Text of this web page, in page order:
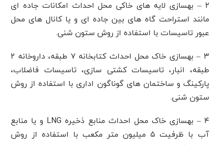
۲ – بهسازی لایه های خاکی محل احداث امکانات جاده ای
مانند استراحت گاه های بین جاده ای و یا کانال های محل
عبور تاسیسات با استفاده از روش ستون شنی.
۳ – بهسازی خاک محل احداث کتابخانه ۷ طبقه، داروخانه ۲
طبقه، انبار، تاسیسات کشتی سازی، تاسیسات فاضلاب،
پارکینگ و ساختمان های گوناگون اداری با استفاده از روش
ستون شنی.
۴ – بهسازی خاک محل احداث منابع ذخیره LNG و یا منابع
آب با ظرفیت ۵ میلیون متر مکعب با استفاده از روش